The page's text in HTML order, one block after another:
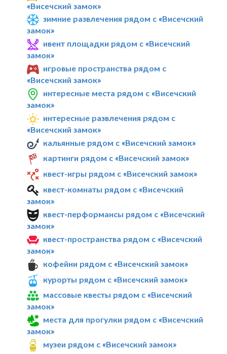
«Висечский замок»
зимние развлечения рядом с «Висечский
замок»
ивент площадки рядом с «Висечский
замок»
игровые пространства рядом с
«Висечский замок»
интересные места рядом с «Висечский
замок»
интересные развлечения рядом с
«Висечский замок»
кальянные рядом с «Висечский замок»
картинги рядом с «Висечский замок»
квест-игры рядом с «Висечский замок»
квест-комнаты рядом с «Висечский
замок»
квест-перформансы рядом с «Висечский
замок»
квест-пространства рядом с «Висечский
замок»
кофейни рядом с «Висечский замок»
курорты рядом с «Висечский замок»
массовые квесты рядом с «Висечский
замок»
места для прогулки рядом с «Висечский
замок»
музеи рядом с «Висечский замок»